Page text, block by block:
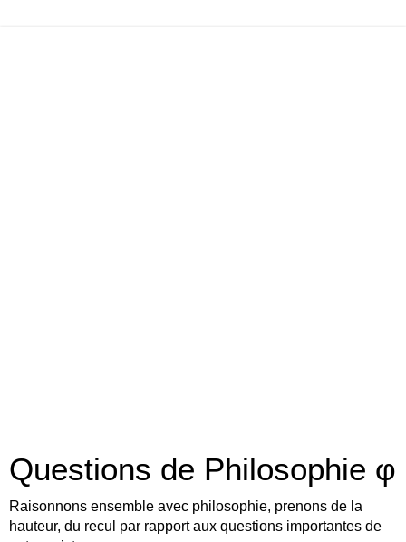
Questions de Philosophie φ
Raisonnons ensemble avec philosophie, prenons de la
hauteur, du recul par rapport aux questions importantes de